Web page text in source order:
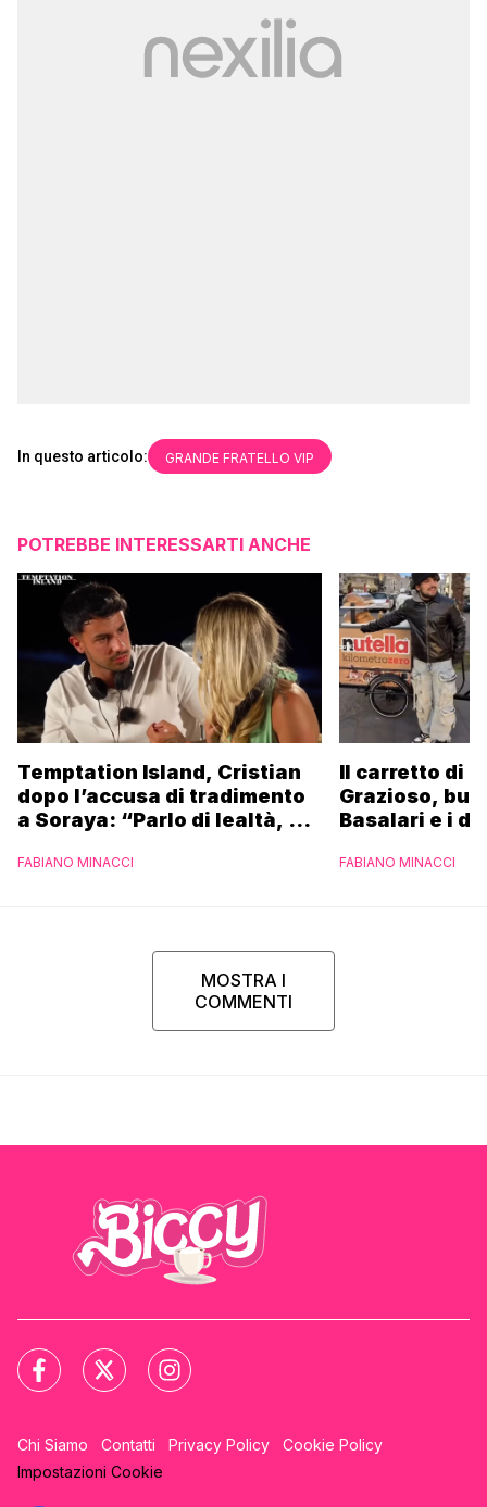
In questo articolo: GRANDE FRATELLO VIP
POTREBBE INTERESSARTI ANCHE
Temptation Island, Cristian
dopo l’accusa di tradimento
a Soraya: “Parlo di lealtà, ma
FABIANO MINACCI
Il carretto di
Grazioso,
Basalari e i
Ferrero”
FABIANO MINACCI
MOSTRA I
COMMENTI
Chi Siamo Contatti Privacy Policy
Cookie Policy
Impostazioni Cookie